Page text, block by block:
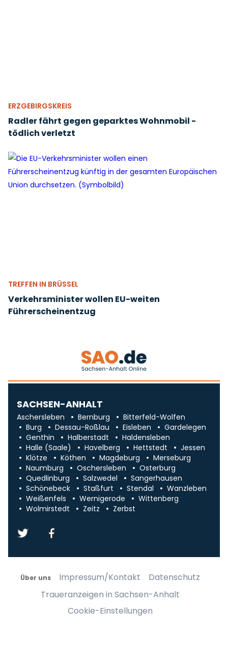
ERZGEBIRGSKREIS
Radler fährt gegen geparktes Wohnmobil -
tödlich verletzt
TREFFEN IN BRÜSSEL
Verkehrsminister wollen EU-weiten
Führerscheinentzug
SACHSEN-ANHALT
Aschersleben Bernburg
Bitterfeld-Wolfen
Burg
Dessau-Roßlau Eisleben
Gardelegen
Genthin
Halberstadt
Haldensleben
Halle (Saale)
Havelberg Hettstedt
Jessen
Klötze
Köthen Magdeburg
Merseburg
Naumburg
Oschersleben
Osterburg
Quedlinburg
Salzwedel
Sangerhausen
Schönebeck
Staßfurt Stendal
Wanzleben
Weißenfels
Wernigerode
Wittenberg
Wolmirstedt
Zeitz Zerbst
Über uns Impressum/Kontakt
Datenschutz
Traueranzeigen in Sachsen-Anhalt
Cookie-Einstellungen